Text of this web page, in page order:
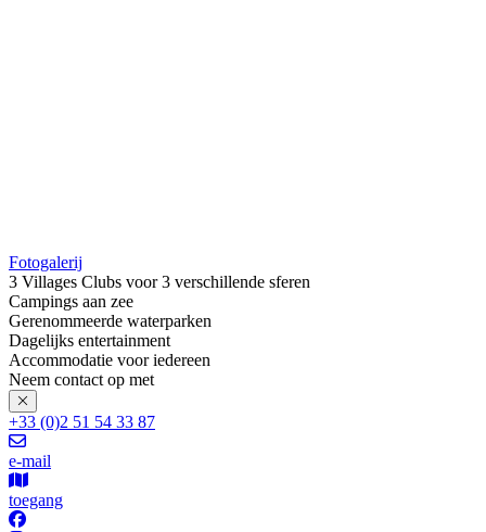
Fotogalerij
3 Villages Clubs voor 3 verschillende sferen
Campings aan zee
Gerenommeerde waterparken
Dagelijks entertainment
Accommodatie voor iedereen
Neem contact op met
+33 (0)2 51 54 33 87
e-mail
toegang